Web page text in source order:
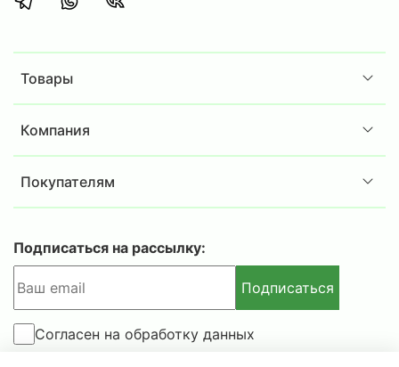
вписаться в домашний интерьер, в кабинет
Соответствие требованиям МВД РФ:сейфы
серии Беркут полностью соответствуют
мерах по регулированию гражданского и
служебного оружия и патронов к нему на
территории РФ» и требованиям приказа МВД
РФ №288 от 12.05.1999 года.
Габариты изделий приведены без учета
габаритов выступающих деталей (замков, и
Товары
Компания
Покупателям
Подписаться на рассылку:
Подписаться
Согласен на обработку данных